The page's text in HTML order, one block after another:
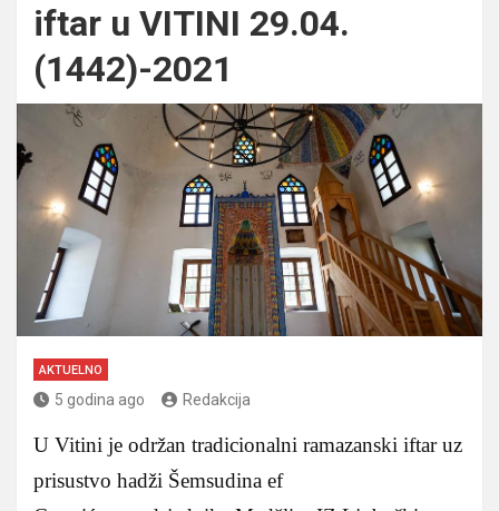
iftar u VITINI 29.04.
(1442)-2021
AKTUELNO
5 godina ago Redakcija
U Vitini je održan tradicionalni ramazanski iftar uz
prisustvo hadži Šemsudina ef